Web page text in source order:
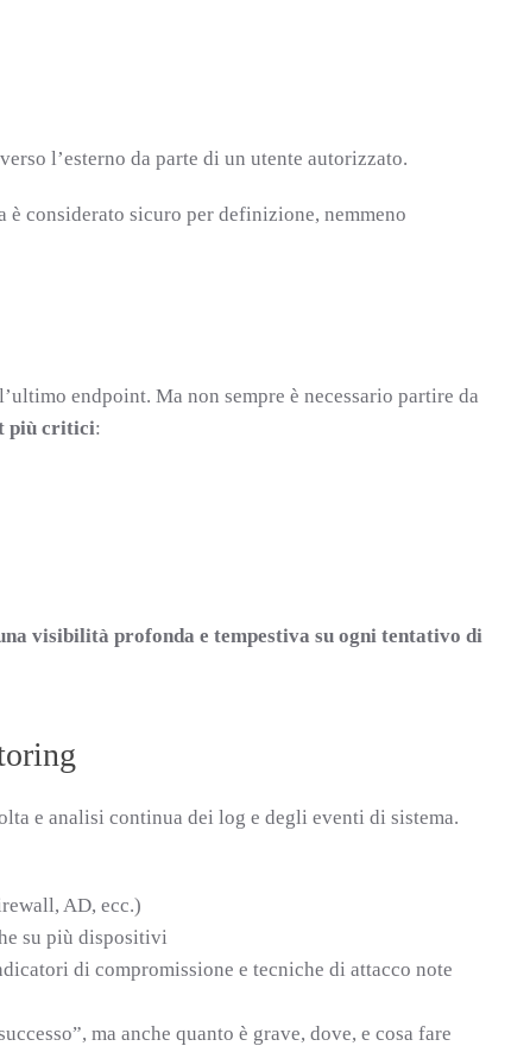
verso l’esterno da parte di un utente autorizzato.
è considerato sicuro per definizione, nemmeno
endpoint. Ma non sempre è necessario partire da
più critici:
visibilità profonda e tempestiva su ogni tentativo di
e analisi continua dei log e degli eventi di sistema.
AD, ecc.)
su più dispositivi
di compromissione e tecniche di attacco note
ma anche quanto è grave, dove, e cosa fare